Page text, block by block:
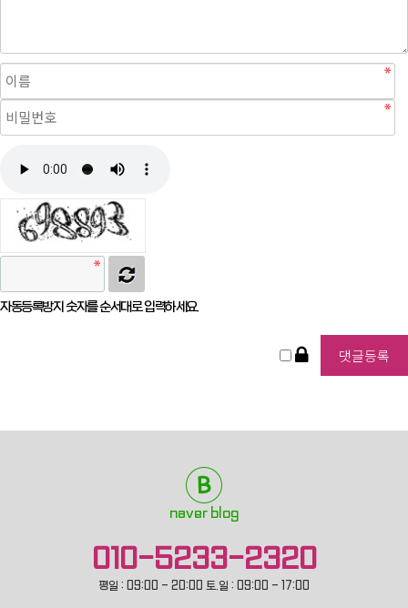
자동등록방지 숫자를 순서대로 입력하세요.
naver blog
010-5233-2320
평일 : 09:00 - 20:00 토.일 : 09:00 - 17:00